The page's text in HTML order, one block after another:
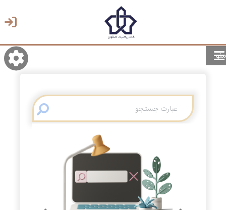
منو
انتخاب زبان